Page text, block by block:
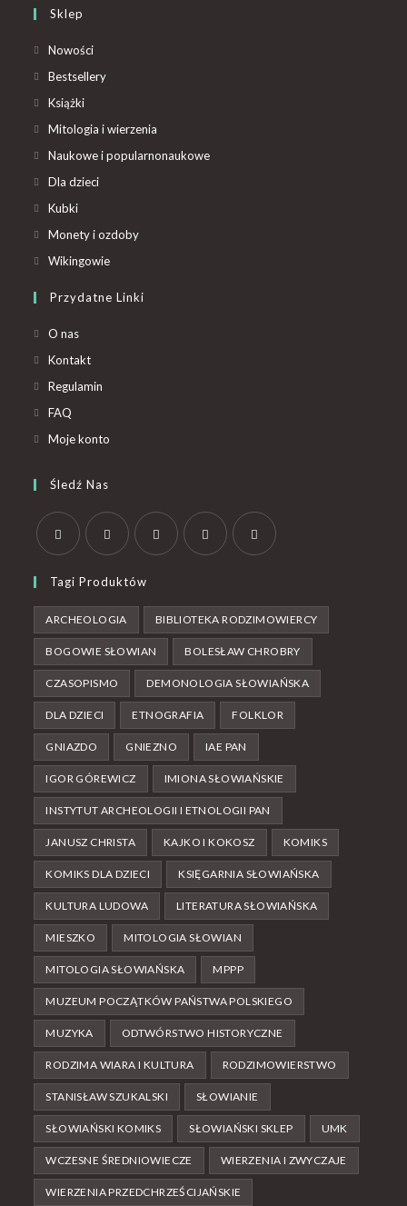
Sklep
Nowości
Bestsellery
Książki
Mitologia i wierzenia
Naukowe i popularnonaukowe
Dla dzieci
Kubki
Monety i ozdoby
Wikingowie
Przydatne Linki
O nas
Kontakt
Regulamin
FAQ
Moje konto
Śledź Nas
Tagi Produktów
ARCHEOLOGIA BIBLIOTEKA RODZIMOWIERCY
BOGOWIE SŁOWIAN BOLESŁAW CHROBRY
CZASOPISMO DEMONOLOGIA SŁOWIAŃSKA
DLA DZIECI ETNOGRAFIA FOLKLOR
GNIAZDO GNIEZNO IAE PAN
IGOR GÓREWICZ IMIONA SŁOWIAŃSKIE
INSTYTUT ARCHEOLOGII I ETNOLOGII PAN
JANUSZ CHRISTA KAJKO I KOKOSZ KOMIKS
KOMIKS DLA DZIECI KSIĘGARNIA SŁOWIAŃSKA
KULTURA LUDOWA LITERATURA SŁOWIAŃSKA
MIESZKO MITOLOGIA SŁOWIAN
MITOLOGIA SŁOWIAŃSKA MPPP
MUZEUM POCZĄTKÓW PAŃSTWA POLSKIEGO
MUZYKA ODTWÓRSTWO HISTORYCZNE
RODZIMA WIARA I KULTURA RODZIMOWIERSTWO
STANISŁAW SZUKALSKI SŁOWIANIE
SŁOWIAŃSKI KOMIKS SŁOWIAŃSKI SKLEP UMK
WCZESNE ŚREDNIOWIECZE WIERZENIA I ZWYCZAJE
WIERZENIA PRZEDCHRZEŚCIJAŃSKIE